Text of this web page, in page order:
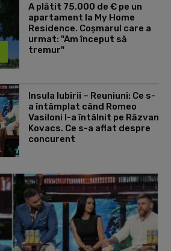
A plătit 75.000 de € pe un
apartament la My Home
Residence. Coşmarul care a
urmat: "Am început să
tremur"
Insula Iubirii – Reuniuni: Ce s-
a întâmplat când Romeo
Vasiloni l-a întâlnit pe Răzvan
Kovacs. Ce s-a aflat despre
concurent